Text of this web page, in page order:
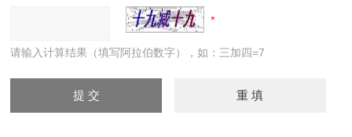
请输入计算结果（填写阿拉伯数字），如：三加四=7